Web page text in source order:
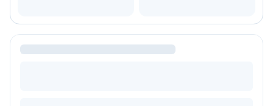
BLACK FRIDAY
Bauturi fine selectie
Cumperi mai mult platesti mai putin